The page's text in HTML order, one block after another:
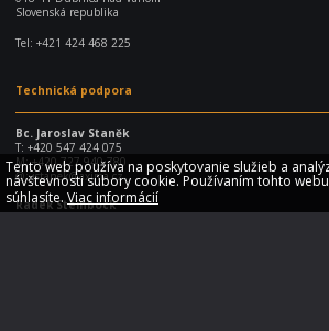
Tento web používa na poskytovanie služieb a
návštevnosti súbory cookie. Používaním tohto
súhlasíte.Viac informácií
Slovenská republika
Tel: +421 424 468 225
Technická podpora
Bc. Jaroslav Staněk
T: +420 547 424 075
M: +420 727 940 780
@:jstanek@axima.cz
Radek Steinbock